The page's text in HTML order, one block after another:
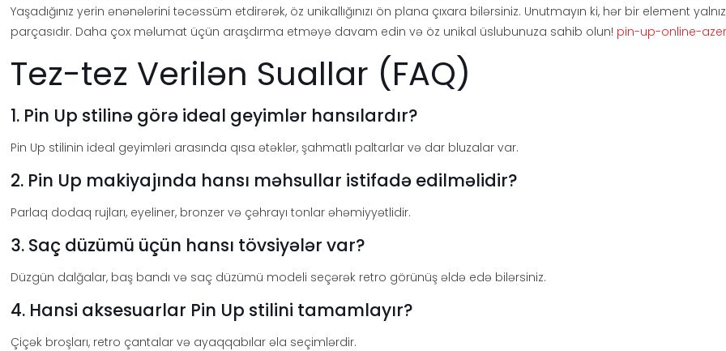
Yaşadığınız yerin ənənələrini təcəssüm etdirərək, öz unikallığınızı ön plana çıxara bilərsiniz. Unutmayın ki, hər bir element
parçasıdır. Daha çox məlumat üçün araşdırma etməyə davam edin və öz unikal üslubunuza sahib olun! pin-up-online-
Tez-tez Verilən Suallar (FAQ)
1. Pin Up stilinə görə ideal geyimlər hansılardır?
Pin Up stilinin ideal geyimləri arasında qısa ətəklər, şahmatlı paltarlar və dar bluzalar var.
2. Pin Up makiyajında hansı məhsullar istifadə edilməlidir?
Parlaq dodaq rujları, eyeliner, bronzer və çəhrayı tonlar əhəmiyyətlidir.
3. Saç düzümü üçün hansı tövsiyələr var?
Düzgün dalğalar, baş bandı və saç düzümü modeli seçərək retro görünüş əldə edə bilərsiniz.
4. Hansi aksesuarlar Pin Up stilini tamamlayır?
Çiçək broşları, retro çantalar və ayaqqabılar əla seçimlərdir.